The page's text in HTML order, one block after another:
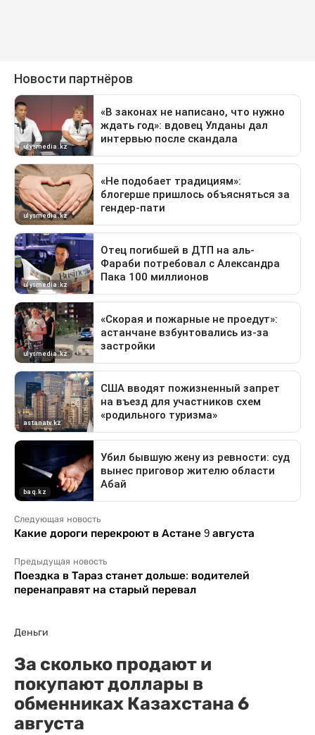
Следующая новость
Какие дороги перекроют в Астане 9 августа
Предыдущая новость
Поездка в Тараз станет дольше: водителей
перенаправят на старый перевал
Деньги
За сколько продают и
покупают доллары в
обменниках Казахстана 6
августа